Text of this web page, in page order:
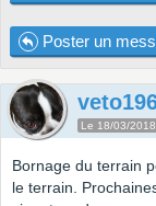
Poster un
Le 18/03/
Bornage du terrain
le terrain.